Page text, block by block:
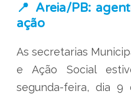
📍 Areia/PB:
ação
As secretarias
e Ação Social
segunda-feira, dia